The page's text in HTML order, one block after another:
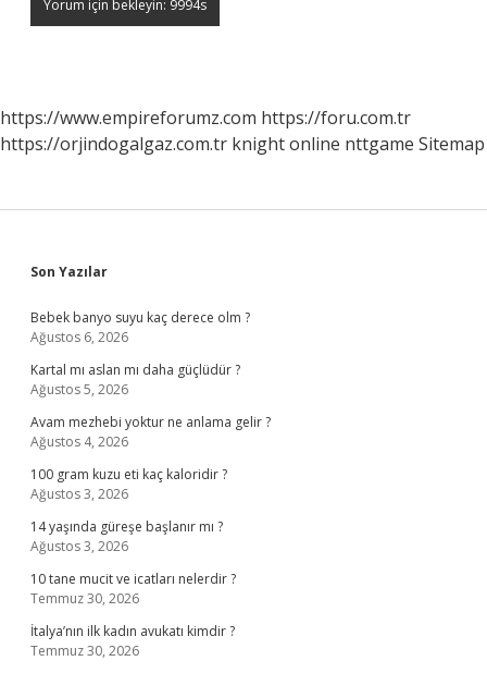
https://www.empireforumz.com https://foru.com.tr
https://orjindogalgaz.com.tr knight online nttgame Sitemap
Sidebar
Son Yazılar
Bebek banyo suyu kaç derece olm ?
Ağustos 6, 2026
Kartal mı aslan mı daha güçlüdür ?
Ağustos 5, 2026
Avam mezhebi yoktur ne anlama gelir ?
Ağustos 4, 2026
100 gram kuzu eti kaç kaloridir ?
Ağustos 3, 2026
14 yaşında güreşe başlanır mı ?
Ağustos 3, 2026
10 tane mucit ve icatları nelerdir ?
Temmuz 30, 2026
İtalya’nın ilk kadın avukatı kimdir ?
Temmuz 30, 2026